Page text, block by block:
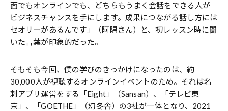
面でもオンラインでも、どちらもうまく会話をできる人が
ビジネスチャンスを手にします。成果につながる話し方には
セオリーがあるんです」（阿隅さん）と、初レッスン時に聞
いた言葉が印象的だった。
そもそも今回、僕の学びのきっかけになったのは、約
30,000人が視聴するオンラインイベントのため。それは名
刺アプリ運営をする「Eight」（Sansan）、「テレビ東
京」、「GOETHE」（幻冬舎）の3社が一体となり、2021